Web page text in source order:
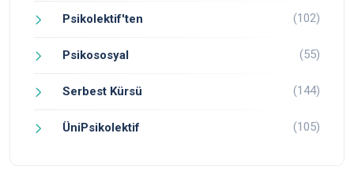
Psikolektif'ten (102)
Psikososyal (55)
Serbest Kürsü (144)
ÜniPsikolektif (105)